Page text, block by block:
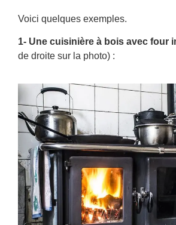
Voici quelques exemples.
1- Une cuisinière à bois avec four
de droite sur la photo) :